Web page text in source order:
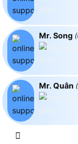
Mr. Song (
Mr. Quân (